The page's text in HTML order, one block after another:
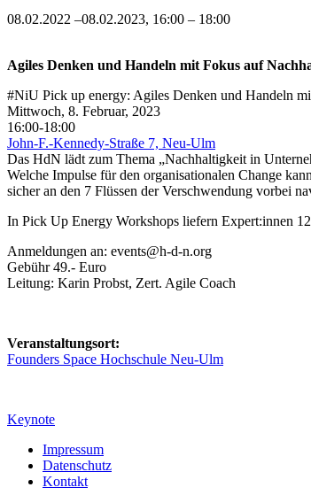
08.02.2022 –08.02.2023, 16:00 – 18:00
Agiles Denken und Handeln mit Fokus auf
#NiU Pick up energy: Agiles Denken und Handeln
Mittwoch, 8. Februar, 2023
16:00-18:00
John-F.-Kennedy-Straße 7, Neu-Ulm
Das HdN lädt zum Thema „Nachhaltigkeit in
Welche Impulse für den organisationalen Change
sicher an den 7 Flüssen der Verschwendung vorbei
In Pick Up Energy Workshops liefern Expert:innen
Anmeldungen an: events@h-d-n.org
Gebühr 49.- Euro
Leitung: Karin Probst, Zert. Agile Coach
Veranstaltungsort:
Founders Space Hochschule Neu-Ulm
Keynote
Impressum
Datenschutz
Kontakt